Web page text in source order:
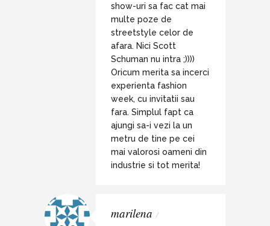
show-uri sa fac cat mai
multe poze de
streetstyle celor de
afara. Nici Scott
Schuman nu intra ;))))
Oricum merita sa incerci
experienta fashion
week, cu invitatii sau
fara. Simplul fapt ca
ajungi sa-i vezi la un
metru de tine pe cei
mai valorosi oameni din
industrie si tot merita!
marilena /